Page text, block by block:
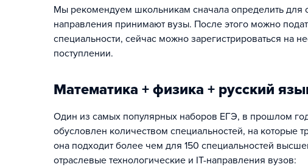
Мы рекомендуем школьникам сначала определить для
направления принимают вузы. После этого можно
специальности, сейчас можно зарегистрироваться на
поступлении.
Математика + физика + русский
Один из самых популярных наборов ЕГЭ, в прошлом
обусловлен количеством специальностей, на которые
она подходит более чем для 150 специальностей
отраслевые технологические и IT-направления вузов: